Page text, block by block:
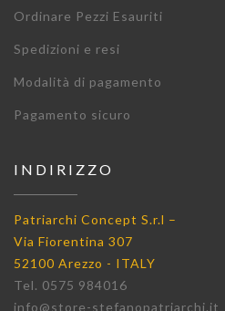
Ordinare Pezzi Esauriti
Spedizioni e resi
Modalità di pagamento
Pagamento sicuro
INDIRIZZO
Patriarchi Concept S.r.l –
Via Fiorentina 307
52100 Arezzo - ITALY
Tel. 0575 984016
info@store-stefanopatriarchi.it